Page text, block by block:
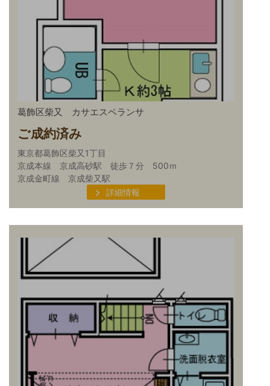
葛飾区柴又 カサエスペランサ
ご成約済み
東京都葛飾区柴又1丁目
京成本線 京成高砂駅 徒歩７分 500ｍ
京成金町線 京成柴又駅
詳細情報